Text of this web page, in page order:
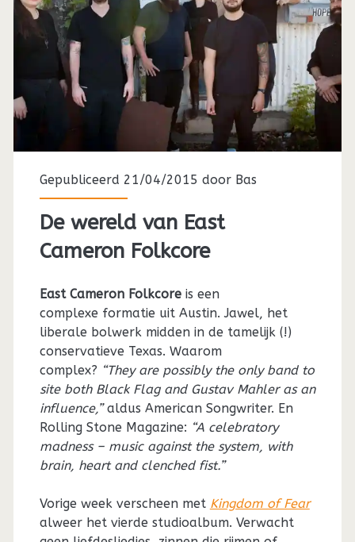
Gepubliceerd 21/04/2015 door Bas
De wereld van East
Cameron Folkcore
East Cameron Folkcoreis een
complexe formatie uit Austin. Jawel, het
liberale bolwerk midden in de tamelijk (!)
conservatieve Texas. Waarom
complex? “They are possibly the only band to
site both Black Flag and Gustav Mahler as an
influence,”aldus American Songwriter. En
Rolling Stone Magazine: “A celebratory
madness – music against the system, with
brain, heart and clenched fist.”
Vorige week verscheen met Kingdom of Fear
alweer het vierde studioalbum. Verwacht